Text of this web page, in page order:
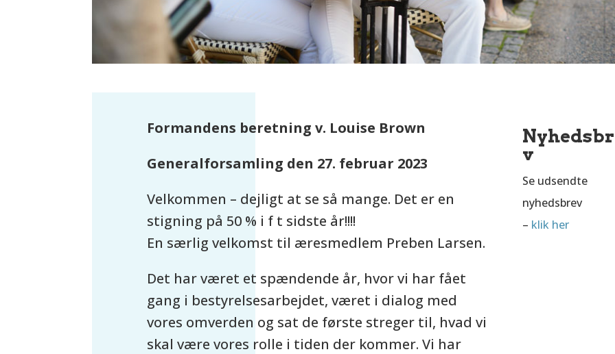
Formandens beretning v. Louise Brown
Generalforsamling den 27. februar 2023
Velkommen – dejligt at se så mange. Det er en
stigning på 50 % i f t sidste år!!!!
En særlig velkomst til æresmedlem Preben Larsen.
Det har været et spændende år, hvor vi har fået
gang i bestyrelsesarbejdet, været i dialog med
vores omverden og sat de første streger til, hvad vi
skal være vores rolle i tiden der kommer. Vi har
v
Se udsendte
nyhedsbrev
– klik her